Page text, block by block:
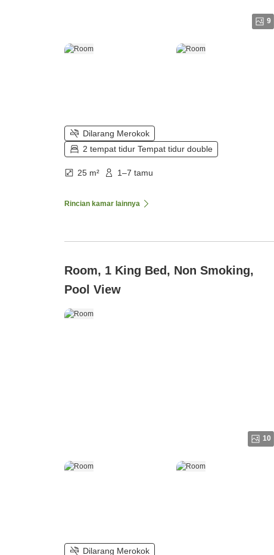
9
Dilarang Merokok
2 tempat tidur Tempat tidur double
25 m² 1–7 tamu
Rincian kamar lainnya
Room, 1 King Bed, Non Smoking,
Pool View
10
Dilarang Merokok